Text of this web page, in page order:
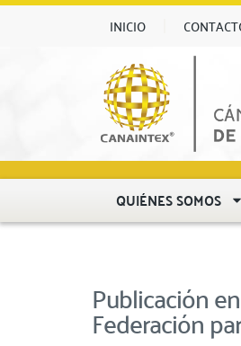
INICIO
QUIÉNES SOMOS
Publicación
Federación